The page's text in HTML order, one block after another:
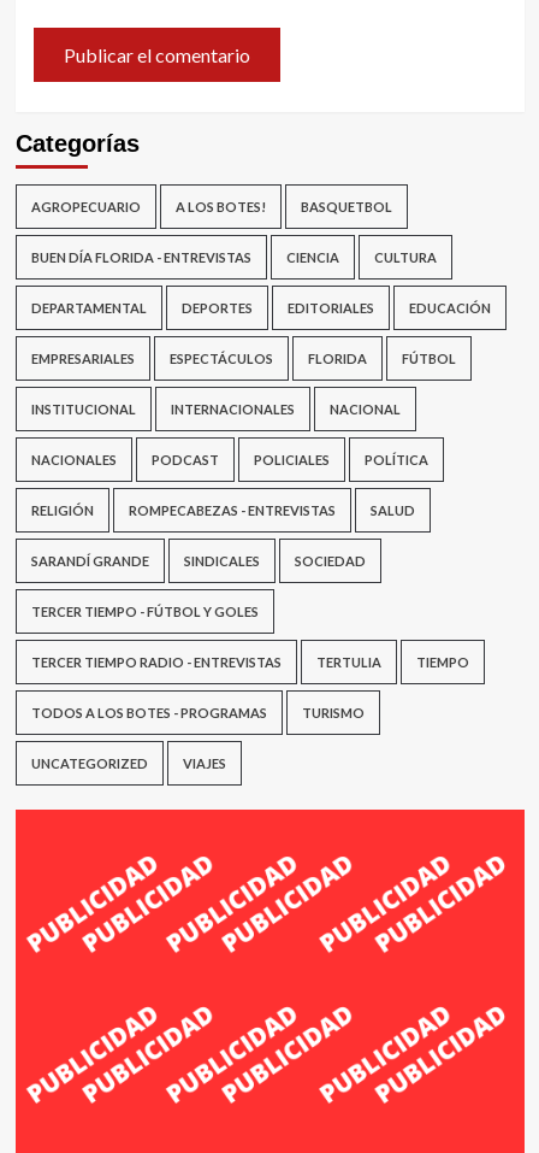
Categorías
AGROPECUARIO A LOS BOTES! BASQUETBOL
BUEN DÍA FLORIDA - ENTREVISTAS CIENCIA CULTURA
DEPARTAMENTAL DEPORTES EDITORIALES EDUCACIÓN
EMPRESARIALES ESPECTÁCULOS FLORIDA FÚTBOL
INSTITUCIONAL INTERNACIONALES NACIONAL
NACIONALES PODCAST POLICIALES POLÍTICA
RELIGIÓN ROMPECABEZAS - ENTREVISTAS SALUD
SARANDÍ GRANDE SINDICALES SOCIEDAD
TERCER TIEMPO - FÚTBOL Y GOLES
TERCER TIEMPO RADIO - ENTREVISTAS TERTULIA TIEMPO
TODOS A LOS BOTES - PROGRAMAS TURISMO
UNCATEGORIZED VIAJES